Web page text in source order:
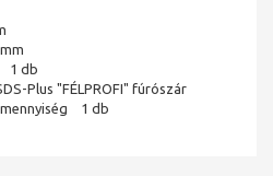
1 db
Plus "FÉLPROFI" fúrószár
1 db